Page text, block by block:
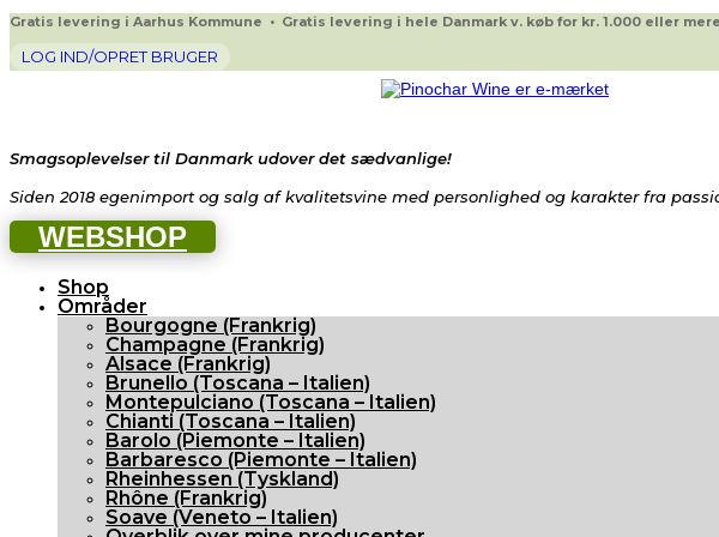
Gratis levering i Aarhus Kommune • Gratis levering i hele Danmark v. køb for kr. 1.000 eller
LOG IND/OPRET BRUGER
Smagsoplevelser til Danmark udover det sædvanlige!
Siden 2018 egenimport og salg af kvalitetsvine med personlighed og karakter fra
WEBSHOP
Shop
Områder
Bourgogne (Frankrig)
Champagne (Frankrig)
Alsace (Frankrig)
Brunello (Toscana – Italien)
Montepulciano (Toscana – Italien)
Chianti (Toscana – Italien)
Barolo (Piemonte – Italien)
Barbaresco (Piemonte – Italien)
Rheinhessen (Tyskland)
Rhône (Frankrig)
Soave (Veneto – Italien)